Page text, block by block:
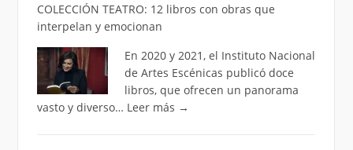
COLECCIÓN TEATRO: 12 libros con obras que
interpelan y emocionan
En 2020 y 2021, el Instituto Nacional
de Artes Escénicas publicó doce
libros, que ofrecen un panorama
vasto y diverso… Leer más →